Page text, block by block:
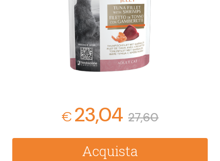
€23,04 27,60
Acquista